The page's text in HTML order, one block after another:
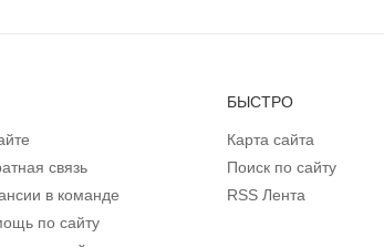
связь
в команде
по сайту
БЫСТРО
Карта сайта
Поиск по сайту
RSS Лента